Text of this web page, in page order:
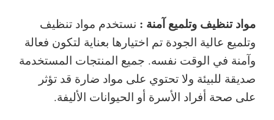
مواد تنظيف وتلميع آمنة : نستخدم مواد تنظيف
وتلميع عالية الجودة تم اختيارها بعناية لتكون فعالة
وآمنة في الوقت نفسه. جميع المنتجات المستخدمة
صديقة للبيئة ولا تحتوي على مواد ضارة قد تؤثر
على صحة أفراد الأسرة أو الحيوانات الأليفة.